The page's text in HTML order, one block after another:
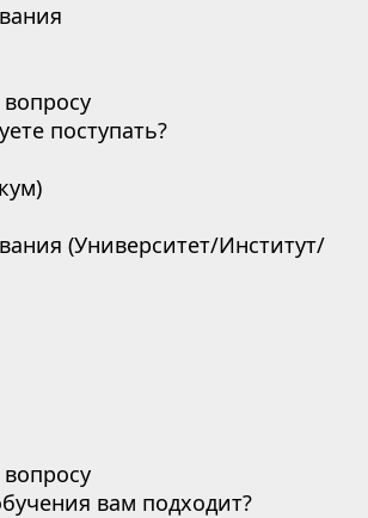
поступать?
(Университет/Институт/
вам подходит?